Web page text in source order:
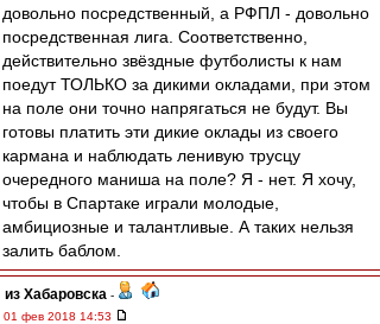
довольно посредственный, а РФПЛ - довольно
посредственная лига. Соответственно,
действительно звёздные футболисты к нам
поедут ТОЛЬКО за дикими окладами, при этом
на поле они точно напрягаться не будут. Вы
готовы платить эти дикие оклады из своего
кармана и наблюдать ленивую трусцу
очередного маниша на поле? Я - нет. Я хочу,
чтобы в Спартаке играли молодые,
амбициозные и талантливые. А таких нельзя
залить баблом.
из Хабаровска -
01 фев 2018 14:53